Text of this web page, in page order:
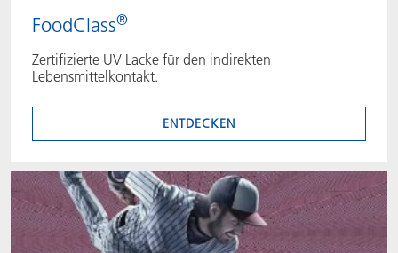
FoodClass®
Zertifizierte UV Lacke für den indirekten
Lebensmittelkontakt.
ENTDECKEN